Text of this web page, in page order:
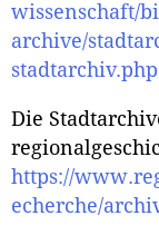
wissenschaft/
archive/
stadtarchiv.php
Die
https://
echerche/